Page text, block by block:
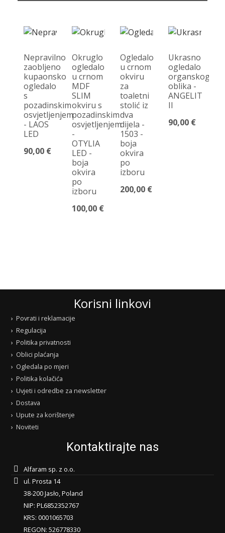
Nepravilno
zaobljeno
kupaonsko
ogledalo
s
pozadinskim
osvjetljenjem
- LAOS
LED
90,00 €
Okruglo
ogledalo
u crnom
MDF
SLIM
okviru s
pozadinskim
osvjetljenjem
-
OTYLIA
LED -
boja
okvira
po
izboru
100,00 €
Ogledalo
u crnom
okviru
za
toaletni
stolić iz
dva
dijela -
1503 -
boja
okvira
po
izboru
200,00 €
Ukrasno
ogledalo
organskog
oblika -
ANGELIT
II
90,00 €
Korisni linkovi
Povrati i reklamacije
Regulacija
Politika privatnosti
Oblici plaćanja
Ogledala po mjeri
Politika kolačića
Uvjeti i odredbe za newsletter
Dostava
Upute za korištenje
Noviteti
Kontaktirajte nas
Alfaram sp. z o.o.
ul. Prosta 14
38-200 Jasło, Poland
NIP: PL6852352767
KRS: 0001065703
REGON: 526778330